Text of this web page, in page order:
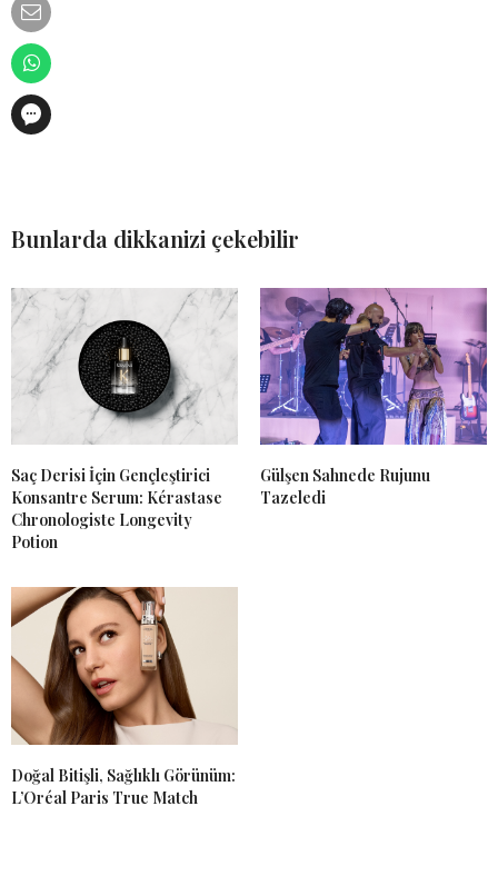
Bunlarda dikkanizi çekebilir
Saç Derisi İçin Gençleştirici
Konsantre Serum: Kérastase
Chronologiste Longevity
Potion
Gülşen Sahnede Rujunu
Tazeledi
Doğal Bitişli, Sağlıklı Görünüm:
L’Oréal Paris True Match